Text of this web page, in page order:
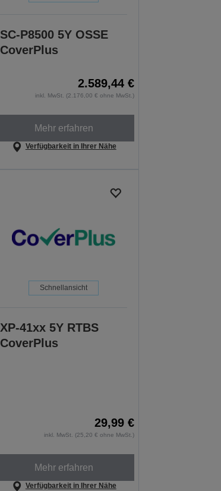
SC-P8500 5Y OSSE
CoverPlus
2.589,44 €
inkl. MwSt. (2.176,00 € ohne MwSt.)
Mehr erfahren
Verfügbarkeit in Ihrer Nähe
Schnellansicht
XP-41xx 5Y RTBS
CoverPlus
29,99 €
inkl. MwSt. (25,20 € ohne MwSt.)
Mehr erfahren
Verfügbarkeit in Ihrer Nähe